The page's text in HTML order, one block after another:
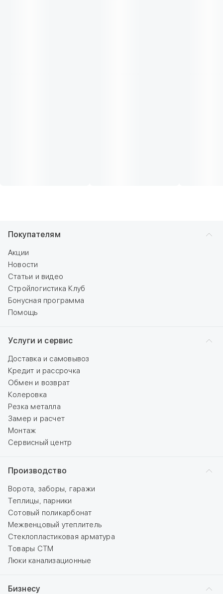
Покупателям
Акции
Новости
Статьи и видео
Стройлогистика Клуб
Бонусная программа
Помощь
Услуги и сервис
Доставка и самовывоз
Кредит и рассрочка
Обмен и возврат
Колеровка
Резка металла
Замер и расчет
Монтаж
Сервисный центр
Производство
Ворота, заборы, гаражи
Теплицы, парники
Сотовый поликарбонат
Межвенцовый утеплитель
Стеклопластиковая арматура
Товары СТМ
Люки канализационные
Бизнесу